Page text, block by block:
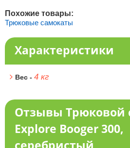
Похожие товары:
Трюковые самокаты
Характеристики
Вес - 4 кг
Отзывы Трюковой
Explore Booger 300,